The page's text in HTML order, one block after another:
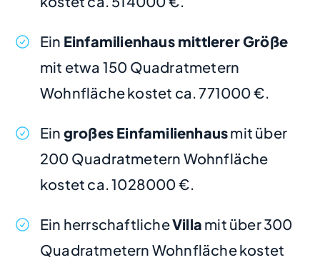
Ein Einfamilienhaus mittlerer Größe
mit etwa 150 Quadratmetern
Wohnfläche kostet ca. 771000 €.
Ein großes Einfamilienhausmit über
200 Quadratmetern Wohnfläche
kostet ca. 1028000 €.
Ein herrschaftlicheVilla mit über 300
Quadratmetern Wohnfläche kostet